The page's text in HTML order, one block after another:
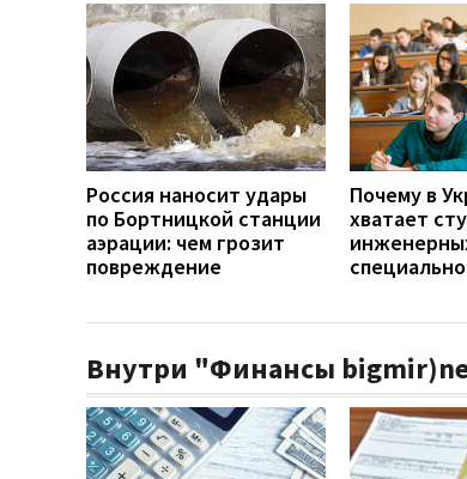
Россия наносит удары
по Бортницкой станции
аэрации: чем грозит
повреждение
Почему в
хватает
Внутри "Финансы